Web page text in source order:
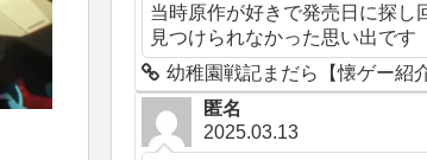
当時原作が好きで発売日に探し
見つけられなかった思い出です
幼稚園戦記まだら【懐ゲー紹
匿名
2025.03.13